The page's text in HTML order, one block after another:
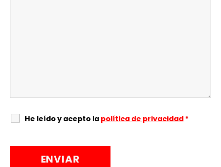
He leído y acepto la política de privacidad *